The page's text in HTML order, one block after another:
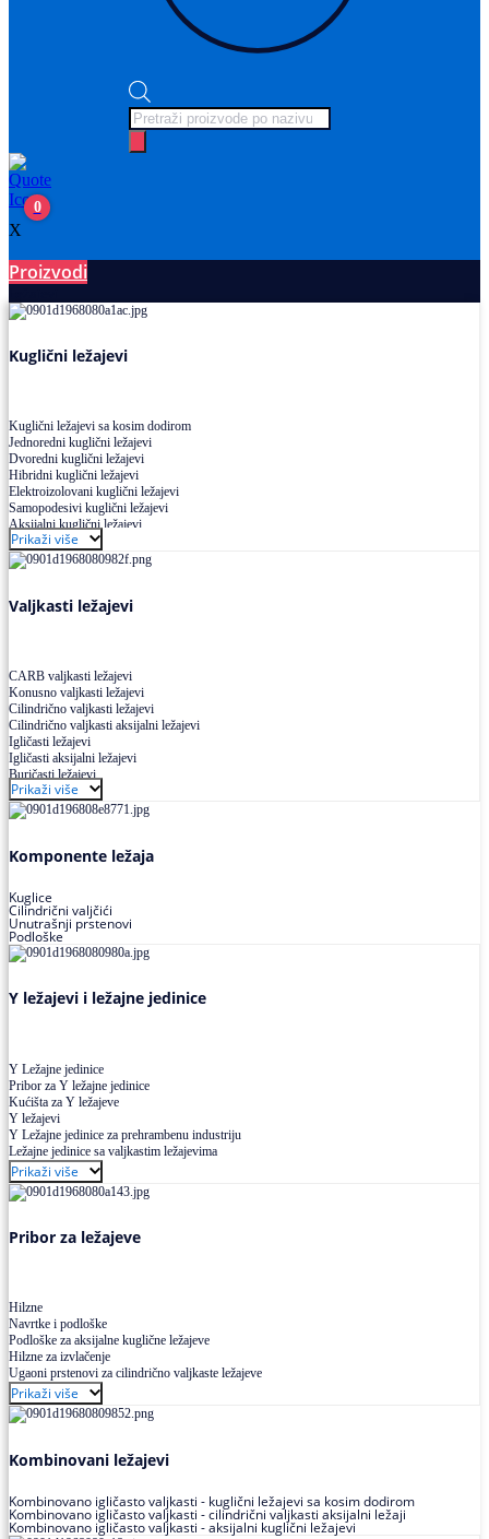
Products
search
0
X
Proizvodi
Kuglični ležajevi
Kuglični ležajevi sa kosim dodirom
Jednoredni kuglični ležajevi
Dvoredni kuglični ležajevi
Hibridni kuglični ležajevi
Elektroizolovani kuglični ležajevi
Samopodesivi kuglični ležajevi
Aksijalni kuglični ležajevi
Kuglični ležajevi od nerđajućeg čelika
Prikaži više
Valjkasti ležajevi
CARB valjkasti ležajevi
Konusno valjkasti ležajevi
Cilindrično valjkasti ležajevi
Cilindrično valjkasti aksijalni ležajevi
Igličasti ležajevi
Igličasti aksijalni ležajevi
Buričasti ležajevi
Buričasti zaptiveni ležajevi
Buričasti aksijalni ležajevi
Prikaži više
Komponente ležaja
Kuglice
Cilindrični valjčići
Unutrašnji prstenovi
Podloške
Y ležajevi i ležajne jedinice
Y Ležajne jedinice
Pribor za Y ležajne jedinice
Kućišta za Y ležajeve
Y ležajevi
Y Ležajne jedinice za prehrambenu industriju
Ležajne jedinice sa valjkastim ležajevima
Prikaži više
Pribor za ležajeve
Hilzne
Navrtke i podloške
Podloške za aksijalne kuglične ležajeve
Hilzne za izvlačenje
Ugaoni prstenovi za cilindrično valjkaste ležajeve
Prikaži više
Kombinovani ležajevi
Kombinovano igličasto valjkasti - kuglični ležajevi sa kosim dodirom
Kombinovano igličasto valjkasti - cilindrični valjkasti aksijalni ležaji
Kombinovano igličasto valjkasti - aksijalni kuglični ležajevi